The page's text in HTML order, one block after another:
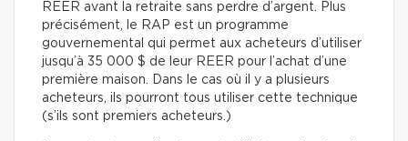
REER avant la retraite sans perdre d’argent. Plus
précisément, le RAP est un programme
gouvernemental qui permet aux acheteurs d’utiliser
jusqu’à 35 000 $ de leur REER pour l’achat d’une
première maison. Dans le cas où il y a plusieurs
acheteurs, ils pourront tous utiliser cette technique
(s’ils sont premiers acheteurs.)